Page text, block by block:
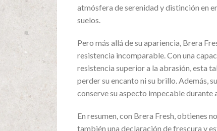
atmósfera de serenidad y distinción en
suelos.
Pero más allá de su apariencia, Brera
resistencia incomparable. Con una
resistencia superior a la abrasión, esta
perder su encanto ni su brillo. Además,
conserve su aspecto impecable durante
En resumen, con Brera Fresh, obtienes
también una declaración de frescura y